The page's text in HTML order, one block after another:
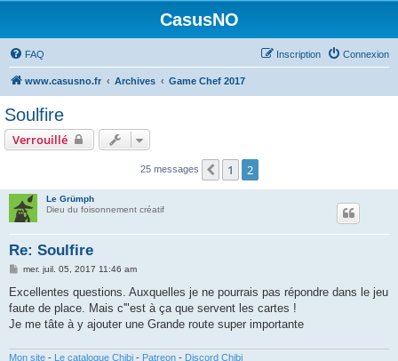
CasusNO
FAQ Connexion
Inscription
www.casusno.fr Archives Game Chef 2017
Soulfire
Verrouillé
25 messages Précédent
1 2
Le Grümph
Dieu du foisonnement créatif
Re: Soulfire
M
s
a
g
mer. juil. 05, 2017 11:46 am
Excellentes questions. Auxquelles je ne pourrais pas répondre dans le jeu
faute de place. Mais c'"est à ça que servent les cartes !
Je me tâte à y ajouter une Grande route super importante
Mon site - Le catalogue Chibi - Patreon - Discord Chibi